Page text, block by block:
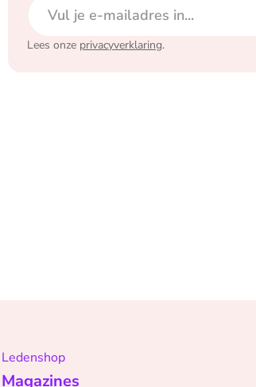
Lees onze privacyverklaring.
Ledenshop
Magazines